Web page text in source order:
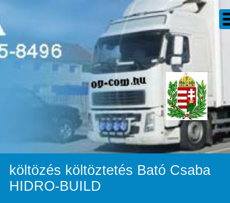
költözés költöztetés Bató Csaba
HIDRO-BUILD